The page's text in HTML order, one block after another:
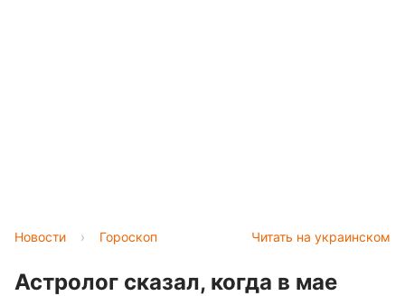
Читать на украинском
Новости › Гороскоп
Астролог сказал, когда в мае